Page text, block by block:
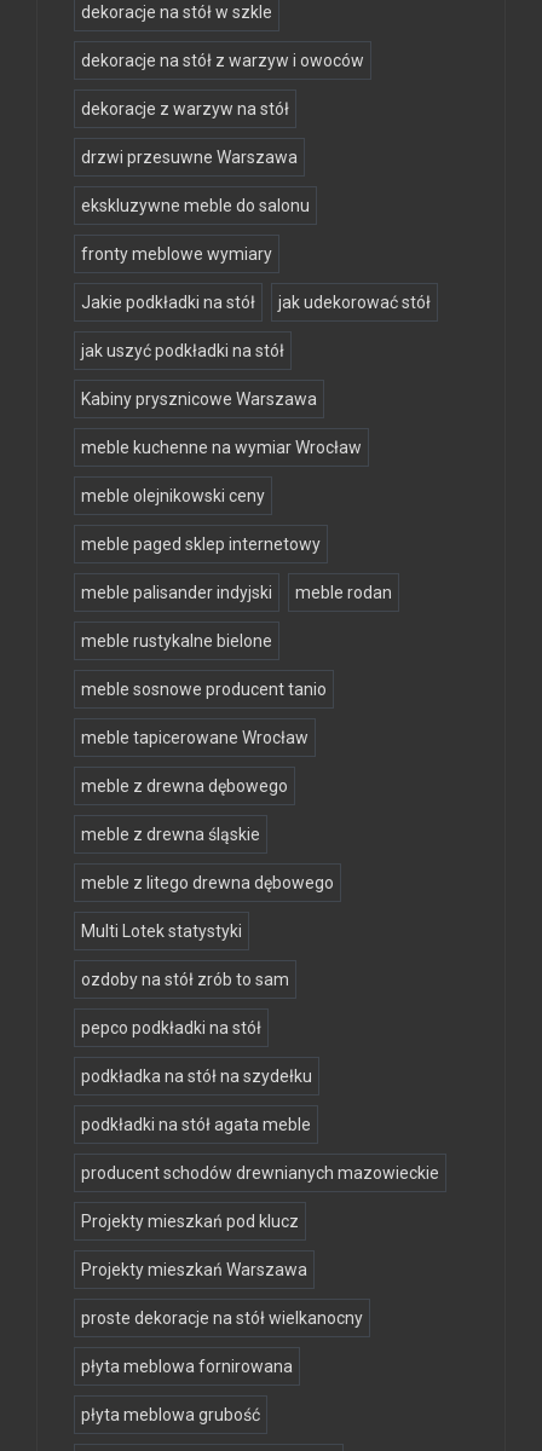
dekoracje na stół w szkle
dekoracje na stół z warzyw i owoców
dekoracje z warzyw na stół
drzwi przesuwne Warszawa
ekskluzywne meble do salonu
fronty meblowe wymiary
Jakie podkładki na stół jak udekorować stół
jak uszyć podkładki na stół
Kabiny prysznicowe Warszawa
meble kuchenne na wymiar Wrocław
meble olejnikowski ceny
meble paged sklep internetowy
meble palisander indyjski meble rodan
meble rustykalne bielone
meble sosnowe producent tanio
meble tapicerowane Wrocław
meble z drewna dębowego
meble z drewna śląskie
meble z litego drewna dębowego
Multi Lotek statystyki
ozdoby na stół zrób to sam
pepco podkładki na stół
podkładka na stół na szydełku
podkładki na stół agata meble
producent schodów drewnianych mazowieckie
Projekty mieszkań pod klucz
Projekty mieszkań Warszawa
proste dekoracje na stół wielkanocny
płyta meblowa fornirowana
płyta meblowa grubość